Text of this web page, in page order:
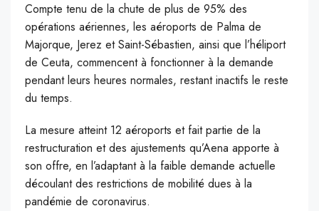
Compte tenu de la chute de plus de 95% des
opérations aériennes, les aéroports de Palma de
Majorque, Jerez et Saint-Sébastien, ainsi que l’héliport
de Ceuta, commencent à fonctionner à la demande
pendant leurs heures normales, restant inactifs le reste
du temps.
La mesure atteint 12 aéroports et fait partie de la
restructuration et des ajustements qu’Aena apporte à
son offre, en l’adaptant à la faible demande actuelle
découlant des restrictions de mobilité dues à la
pandémie de coronavirus.